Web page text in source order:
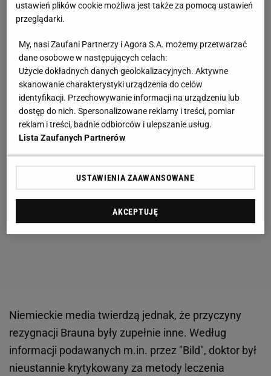
Niemieckie media twierdzą jednak, że przyczyny
rezygnacji Brauna były zupełnie inne. Według
informacji podawanych m.in. przez "Bild", doktor był
nieustannie krytykowany za metody leczenia
ustawień plików cookie możliwa jest także za pomocą ustawień
przeglądarki.
My, nasi Zaufani Partnerzy i Agora S.A. możemy przetwarzać
dane osobowe w następujących celach:
Użycie dokładnych danych geolokalizacyjnych. Aktywne
skanowanie charakterystyki urządzenia do celów
identyfikacji. Przechowywanie informacji na urządzeniu lub
dostęp do nich. Spersonalizowane reklamy i treści, pomiar
reklam i treści, badnie odbiorców i ulepszanie usług.
Lista Zaufanych Partnerów
USTAWIENIA ZAAWANSOWANE
AKCEPTUJĘ